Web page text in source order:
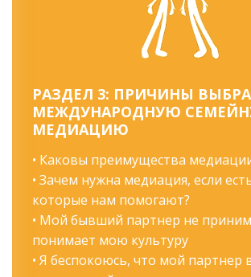
РАЗДЕЛ 3: ПРИЧИНЫ
МЕЖДУНАРОДНУЮ
МЕДИАЦИЮ
• Каковы преимущества
• Зачем нужна медиация, если
которые нам помогают?
• Мой бывший партнер не
понимает мою культуру
• Я беспокоюсь, что мой партнер